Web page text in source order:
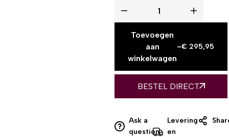
Toevoegen
aan
winkelwagen
-€ 295,95
BESTEL DIRECT
Ask a
question
Levering
en